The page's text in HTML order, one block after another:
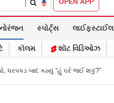
સ્પોર્ટ્સ લાઈફસ્ટાઈલ
કૉલમ શૉટ વિડિઓઝ
બાગેશ્વર નથી...’: IIT દિલ્હીમાં